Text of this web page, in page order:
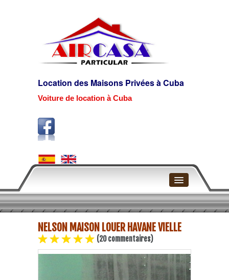
Location des Maisons Privées à Cuba
Voiture de location à Cuba
Page d'accueil
La Havane
Plage Havane
NELSON MAISON LOUER HAVANE VIELLE
(20 commentaires)